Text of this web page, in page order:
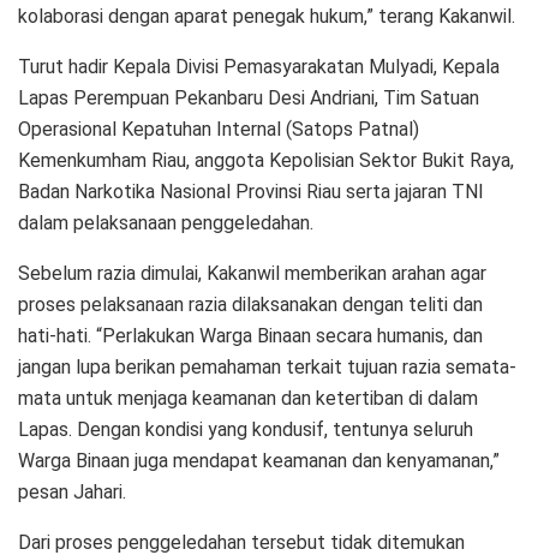
kolaborasi dengan aparat penegak hukum,” terang Kakanwil.
Turut hadir Kepala Divisi Pemasyarakatan Mulyadi, Kepala
Lapas Perempuan Pekanbaru Desi Andriani, Tim Satuan
Operasional Kepatuhan Internal (Satops Patnal)
Kemenkumham Riau, anggota Kepolisian Sektor Bukit Raya,
Badan Narkotika Nasional Provinsi Riau serta jajaran TNI
dalam pelaksanaan penggeledahan.
Sebelum razia dimulai, Kakanwil memberikan arahan agar
proses pelaksanaan razia dilaksanakan dengan teliti dan
hati-hati. “Perlakukan Warga Binaan secara humanis, dan
jangan lupa berikan pemahaman terkait tujuan razia semata-
mata untuk menjaga keamanan dan ketertiban di dalam
Lapas. Dengan kondisi yang kondusif, tentunya seluruh
Warga Binaan juga mendapat keamanan dan kenyamanan,”
pesan Jahari.
Dari proses penggeledahan tersebut tidak ditemukan